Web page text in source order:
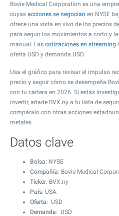
Bovie Medical Corporation es una
cuyas acciones se negocian en NYSE
ofrece una vista en vivo de los precios
para seguir los movimientos a corto y
manual. Las cotizaciones en streaming
oferta USD y demanda USD.
Usa el gráfico para revisar el impulso
precio y seguir cómo se desempeña
con tu cartera en 2026. Si estás
invertir, añade BVX.ny a tu lista de
compáralo con otras acciones
metales.
Datos clave
Bolsa: NYSE
Compañía: Bovie Medical
Ticker: BVX.ny
País: USA
Oferta: USD
Demanda: USD